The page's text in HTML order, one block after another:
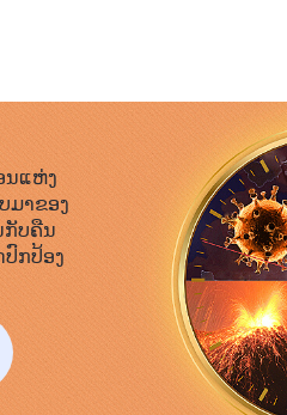
ມືຂອງເຮົາ ແລະ ຢູ່ທາງລຸ່ມຂອງມັນ
າມຈິງຢ່າງສະເໝີມາ ແລະ ຍ້ອນເ
ຍໃຕ້ສາຍຕາຂອງອົງຊົງລິດທານຸພ
ງພຣະວິນຍານຂອງເຮົາໄດ້ແນວໃ
ນຂອງເຮົາ. ພຣະທໍາຂອງເຮົາເປີດ
ໃຫ້ທຸກສິ່ງທີ່ຢູ່ເທິງແຜ່ນດິນໂລກຖືກ
າງໃດກໍຕາມ, ເຖິງຈະລົ້ມລົງ ແຕ່ໃຈ
ານກະທໍາຂອງເຮົາ? ແມ່ນໃຜທີ່ບໍ່ປ
ເຮົາ? ເນື່ອງຈາກຄວາມເສື່ອມຊາ
ທີ່ຕໍ່າສຸດທີ່ເຮົາຮຽກຮ້ອງກໍຍັງເຮັດ
ຍ ແລະ ກົດຂີ່ຂົ່ມເຫັງຢ່າງບ້າປ່ວງ
ໃນຄວາມສົກກະປົກ? ມີເວລາໃດທີ່
ນແຫ່ງ
ມາຂອງ
ກັບຄືນ
ກປ້ອງ